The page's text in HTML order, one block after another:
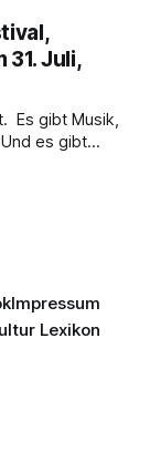
von
31. Juli,
es gibt
an dem
Impressum
Lexikon